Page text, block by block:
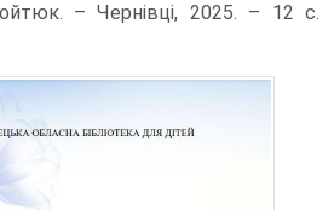
– Чернівці, 2025. – 12 с.